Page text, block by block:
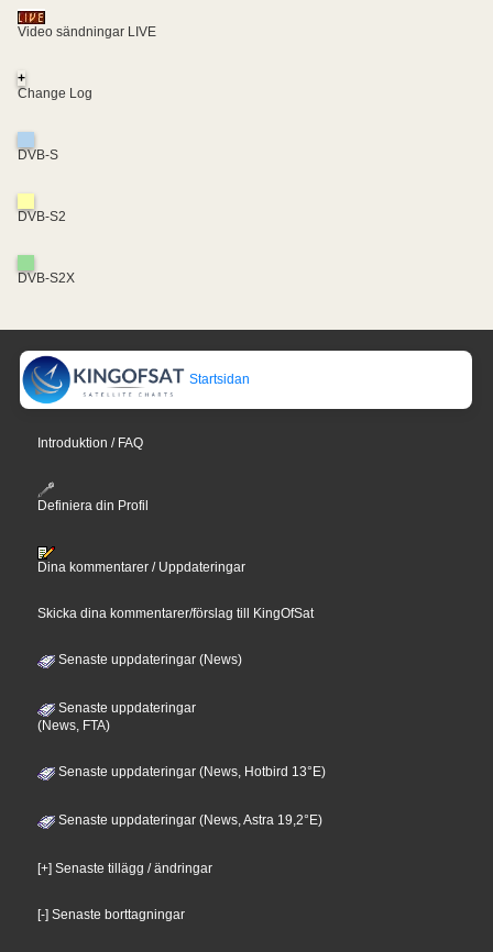
Video sändningar LIVE
+
Change Log
DVB-S
DVB-S2
DVB-S2X
Startsidan
Introduktion / FAQ
Definiera din Profil
Dina kommentarer / Uppdateringar
Skicka dina kommentarer/förslag till KingOfSat
Senaste uppdateringar (News)
Senaste uppdateringar
(News, FTA)
Senaste uppdateringar (News, Hotbird 13°E)
Senaste uppdateringar (News, Astra 19,2°E)
[+] Senaste tillägg / ändringar
[-] Senaste borttagningar